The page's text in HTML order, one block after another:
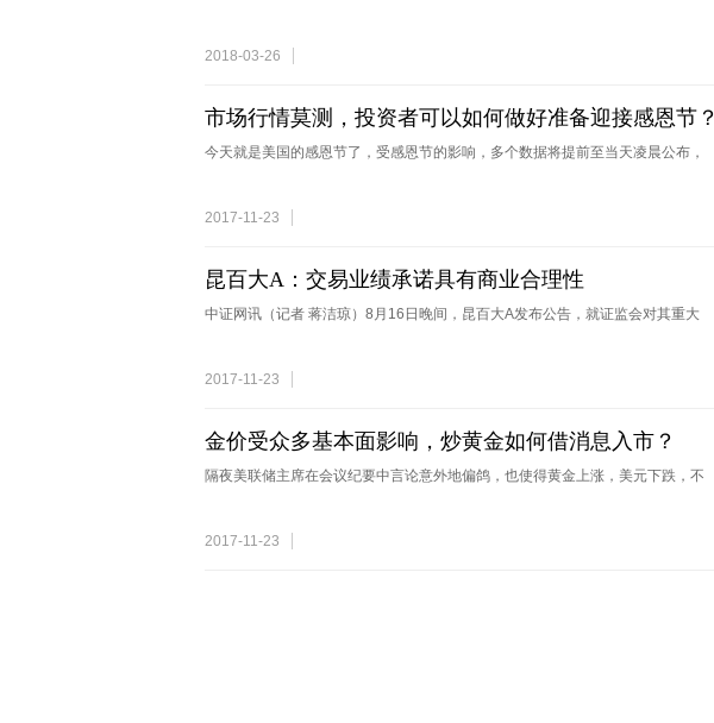
2018-03-26
市场行情莫测，投资者可以如何做好准备迎接感恩节？
今天就是美国的感恩节了，受感恩节的影响，多个数据将提前至当天凌晨公布，
2017-11-23
昆百大A：交易业绩承诺具有商业合理性
中证网讯（记者 蒋洁琼）8月16日晚间，昆百大A发布公告，就证监会对其重大
2017-11-23
金价受众多基本面影响，炒黄金如何借消息入市？
隔夜美联储主席在会议纪要中言论意外地偏鸽，也使得黄金上涨，美元下跌，不
2017-11-23